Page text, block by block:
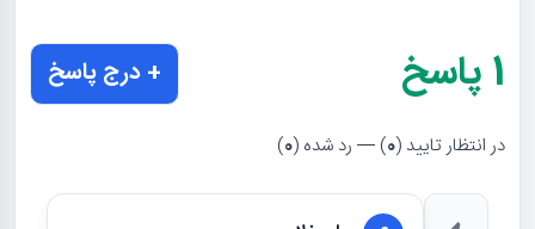
1پاسخ + درج پاسخ
در انتظار تایید (0) — رد شده (0
)